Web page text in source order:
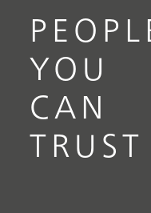
YOU
CAN
TRUST